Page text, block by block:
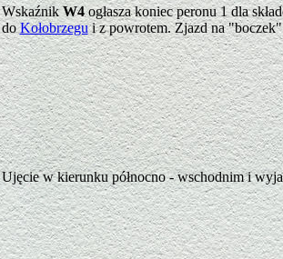
WskaźnikW4ogłasza koniec peronu 1 dla
doKołobrzegui z powrotem. Zjazd na "boczek"
Ujęcie w kierunku północno - wschodnim i